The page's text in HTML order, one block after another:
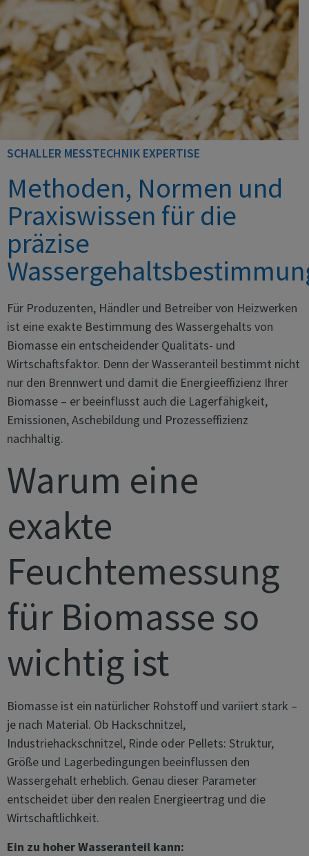
SCHALLER MESSTECHNIK EXPERTISE
Methoden, Normen und
Praxiswissen für die
präzise
Für Produzenten, Händler und Betreiber von Heizwerken
ist eine exakte Bestimmung des Wassergehalts von
Biomasse ein entscheidender Qualitäts- und
Wirtschaftsfaktor. Denn der Wasseranteil bestimmt nicht
nur den Brennwert und damit die Energieeffizienz Ihrer
Biomasse – er beeinflusst auch die Lagerfähigkeit,
Emissionen, Aschebildung und Prozesseffizienz
nachhaltig.
Warum eine
exakte
Feuchtemessung
für Biomasse so
wichtig ist
Biomasse ist ein natürlicher Rohstoff und variiert stark –
je nach Material. Ob Hackschnitzel,
Industriehackschnitzel, Rinde oder Pellets: Struktur,
Größe und Lagerbedingungen beeinflussen den
Wassergehalt erheblich. Genau dieser Parameter
entscheidet über den realen Energieertrag und die
Wirtschaftlichkeit.
Ein zu hoher Wasseranteil kann: